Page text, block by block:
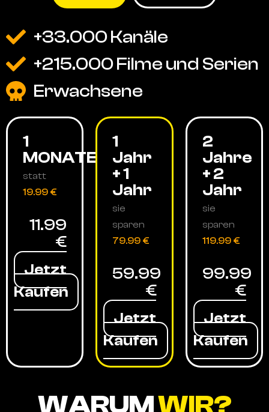
+33.000 Kanäle
+215.000 Filme und Serien
Erwachsene
1
MONATE
statt
19.99 €
11.99
€
Jetzt
Kaufen
1
Jahr
+ 1
Jahr
sie
sparen
79.99 €
59.99
€
Jetzt
Kaufen
2
Jahre
+ 2
Jahr
sie
sparen
119.99 €
99.99
€
Jetzt
Kaufen
WARUMWIR?